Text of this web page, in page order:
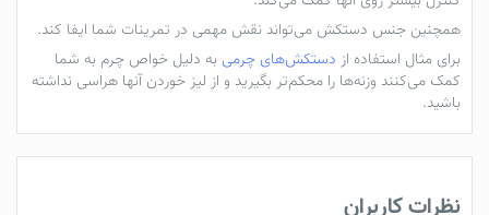
همچنین جنس دستکش می‌تواند نقش مهمی در تمرینات شما ایفا کند.
برای مثال استفاده از دستکش‌های چرمی به دلیل خواص چرم به شما
کمک می‌کنند وزنه‌ها را محکم‌تر بگیرید و از لیز خوردن آنها هراسی نداشته
باشید.
نظرات کاربران